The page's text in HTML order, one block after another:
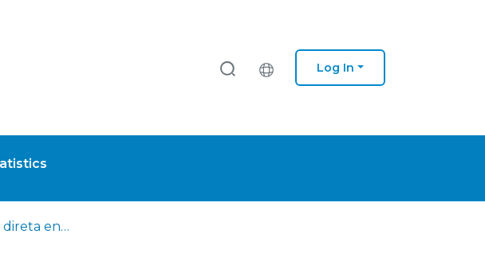
Log In
A cooperação direta entre o Comando Distrital de Portalegre da Polícia de Segurança Pública e o Corpo Nacional de Polícia da Estremadura do Reino de Espanha